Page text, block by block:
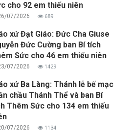
cho 92 em thiếu niên
07/2026 689
xứ Đạt Giáo: Đức Cha Giuse
Đức Cường ban Bí tích
Sức cho 46 em thiếu niên
07/2026 1429
xứ Ba Làng: Thánh lễ bế mạc
chầu Thánh Thể và ban Bí
Thêm Sức cho 134 em thiếu
07/2026 1134